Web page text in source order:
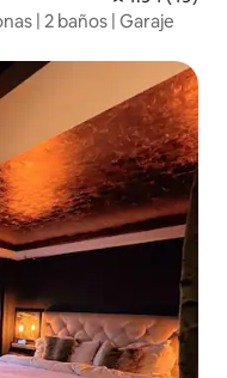
| 2 baños | Garaje